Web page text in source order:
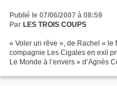
Publié le 07/06/2007 à 08:59
Par LES TROIS COUPS
« Voler un rêve », de Rachel « le
compagnie Les Cigales en exil
Le Monde à l’envers » d’Agnès